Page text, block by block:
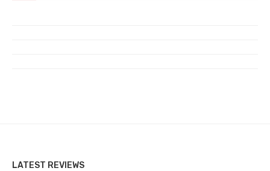
LATEST REVIEWS